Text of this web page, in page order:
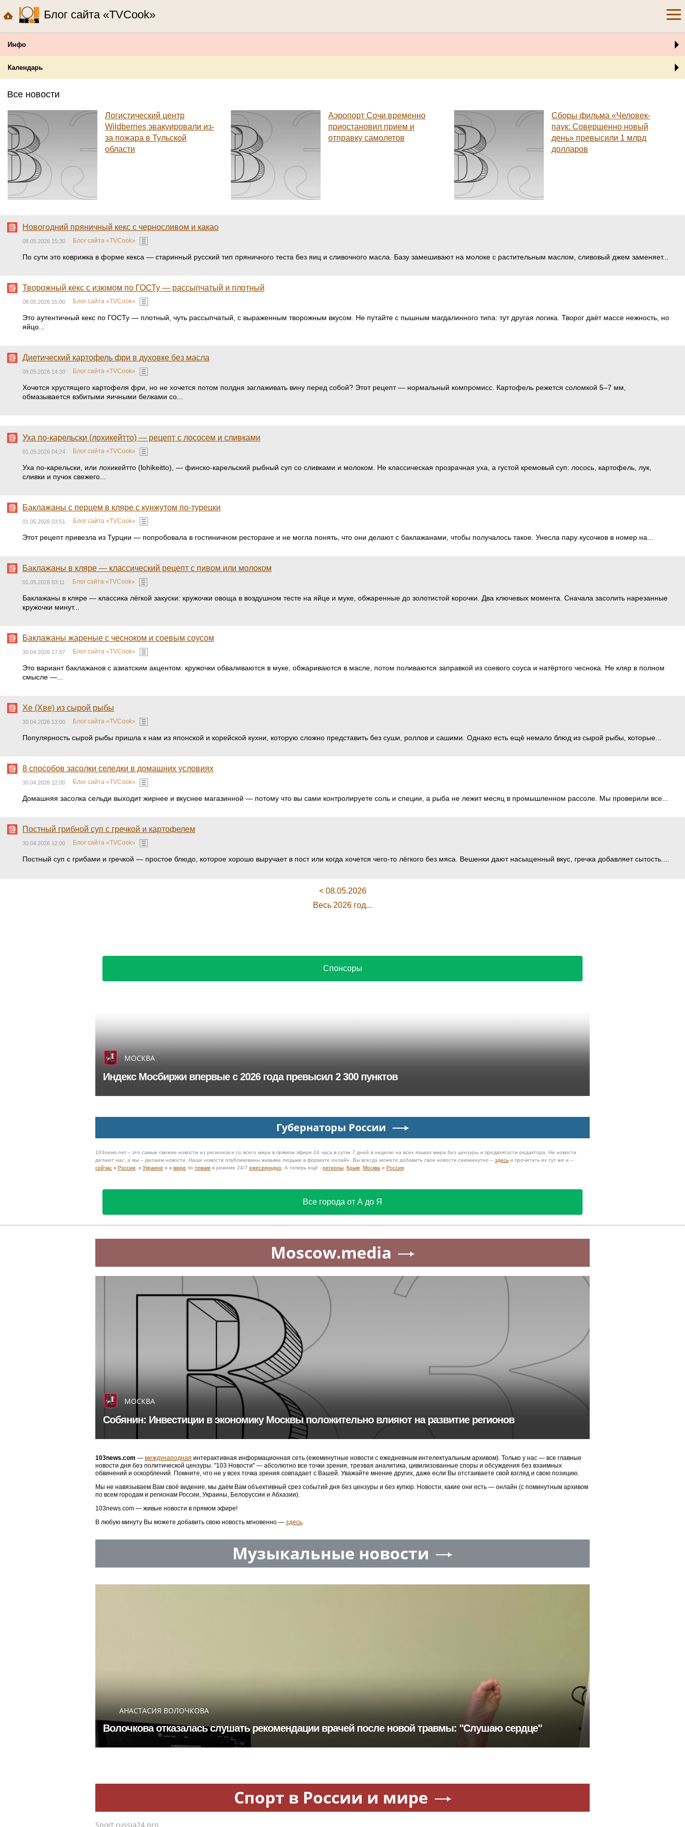
Блог сайта «TVCook»
Инфо
Календарь
Все новости
Логистический центр
Wildberries эвакуировали из-
за пожара в Тульской
области
Аэропорт Сочи временно
приостановил прием и
отправку самолетов
Сборы фильма «Человек-
паук: Совершенно новый
день» превысили 1 млрд
долларов
Новогодний пряничный кекс с черносливом и какао
08.05.2026 15:30 Блог сайта «TVCook»
По сути это коврижка в форме кекса — старинный русский тип пряничного теста без яиц и сливочного масла. Базу замешивают на молоке с растительным маслом, сливовый джем заменяет...
Творожный кекс с изюмом по ГОСТу — рассыпчатый и плотный
08.05.2026 15:00 Блог сайта «TVCook»
Это аутентичный кекс по ГОСТу — плотный, чуть рассыпчатый, с выраженным творожным вкусом. Не путайте с пышным магдалинного типа: тут другая логика. Творог даёт массе нежность, но
яйцо...
Диетический картофель фри в духовке без масла
08.05.2026 14:30 Блог сайта «TVCook»
Хочется хрустящего картофеля фри, но не хочется потом полдня заглаживать вину перед собой? Этот рецепт — нормальный компромисс. Картофель режется соломкой 5–7 мм,
обмазывается взбитыми яичными белками со...
Уха по-карельски (лохикейтто) — рецепт с лососем и сливками
01.05.2026 04:24 Блог сайта «TVCook»
Уха по-карельски, или лохикейтто (lohikeitto), — финско-карельский рыбный суп со сливками и молоком. Не классическая прозрачная уха, а густой кремовый суп: лосось, картофель, лук,
сливки и пучок свежего...
Баклажаны с перцем в кляре с кунжутом по-турецки
01.05.2026 03:51 Блог сайта «TVCook»
Этот рецепт привезла из Турции — попробовала в гостиничном ресторане и не могла понять, что они делают с баклажанами, чтобы получалось такое. Унесла пару кусочков в номер на...
Баклажаны в кляре — классический рецепт с пивом или молоком
01.05.2026 03:11 Блог сайта «TVCook»
Баклажаны в кляре — классика лёгкой закуски: кружочки овоща в воздушном тесте на яйце и муке, обжаренные до золотистой корочки. Два ключевых момента. Сначала засолить нарезанные
кружочки минут...
Баклажаны жареные с чесноком и соевым соусом
30.04.2026 17:57 Блог сайта «TVCook»
Это вариант баклажанов с азиатским акцентом: кружочки обваливаются в муке, обжариваются в масле, потом поливаются заправкой из соевого соуса и натёртого чеснока. Не кляр в полном
смысле —...
Хе (Хве) из сырой рыбы
30.04.2026 13:00 Блог сайта «TVCook»
Популярность сырой рыбы пришла к нам из японской и корейской кухни, которую сложно представить без суши, роллов и сашими. Однако есть ещё немало блюд из сырой рыбы, которые...
8 способов засолки селедки в домашних условиях
30.04.2026 12:00 Блог сайта «TVCook»
Домашняя засолка сельди выходит жирнее и вкуснее магазинной — потому что вы сами контролируете соль и специи, а рыба не лежит месяц в промышленном рассоле. Мы проверили все...
Постный грибной суп с гречкой и картофелем
30.04.2026 12:00 Блог сайта «TVCook»
Постный суп с грибами и гречкой — простое блюдо, которое хорошо выручает в пост или когда хочется чего-то лёгкого без мяса. Вешенки дают насыщенный вкус, гречка добавляет сытость....
< 08.05.2026
Весь 2026 год...
Спонсоры
МОСКВА
Индекс Мосбиржи впервые с 2026 года превысил 2 300 пунктов
Губернаторы России
103news.net – это самые свежие новости из регионов и со всего мира в прямом эфире 24 часа в сутки 7 дней в неделю на всех языках мира без цензуры и предвзятости редактора. Не новости
делают нас, а мы – делаем новости. Наши новости опубликованы живыми людьми в формате онлайн. Вы всегда можете добавить свои новости сиюминутно – здесь и прочитать их тут же и –
сейчас в России , в Украине и в мире по темам в режиме 24/7 ежесекундно . А теперь ещё - регионы Крым Москва и Россия
Все города от А до Я
Moscow.media
МОСКВА
Собянин: Инвестиции в экономику Москвы положительно влияют на развитие регионов
103news.com — международная интерактивная информационная сеть (ежеминутные новости с ежедневным интелектуальным архивом). Только у нас — все главные
новости дня без политической цензуры. "103 Новости" — абсолютно все точки зрения, трезвая аналитика, цивилизованные споры и обсуждения без взаимных
обвинений и оскорблений. Помните, что не у всех точка зрения совпадает с Вашей. Уважайте мнение других, даже если Вы отстаиваете свой взгляд и свою позицию.
Мы не навязываем Вам своё видение, мы даём Вам объективный срез событий дня без цензуры и без купюр. Новости, какие они есть — онлайн (с поминутным архивом
по всем городам и регионам России, Украины, Белоруссии и Абхазии).
103news.com — живые новости в прямом эфире!
В любую минуту Вы можете добавить свою новость мгновенно — здесь.
Музыкальные новости
АНАСТАСИЯ ВОЛОЧКОВА
Волочкова отказалась слушать рекомендации врачей после новой травмы: "Слушаю сердце"
Спорт в России и мире
Sport.russia24.pro